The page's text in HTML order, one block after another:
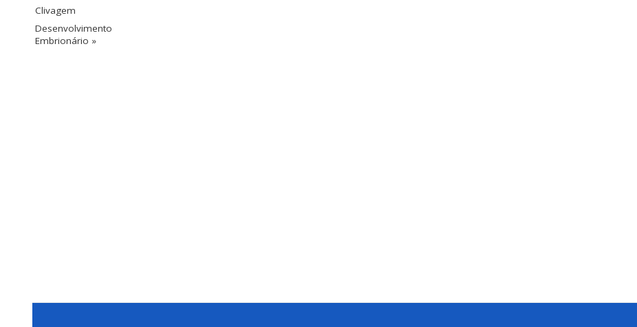
Clivagem
Desenvolvimento
Embrionário »